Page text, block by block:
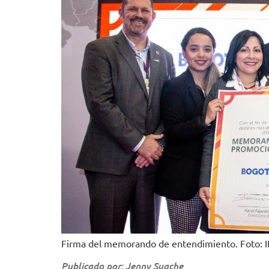
Firma del memorando de entendimiento. Foto:
Publicado por: Jenny Suache